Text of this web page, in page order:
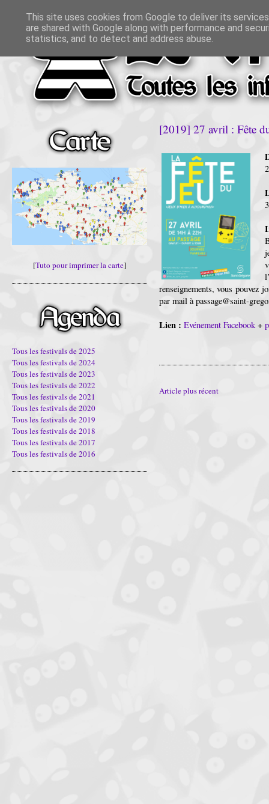
[Tuto pour imprimer la carte]
Tous les festivals de 2025
Tous les festivals de 2024
Tous les festivals de 2023
Tous les festivals de 2022
Tous les festivals de 2021
Tous les festivals de 2020
Tous les festivals de 2019
Tous les festivals de 2018
Tous les festivals de 2017
Tous les festivals de 2016
[2019] 27 avril : Fête
renseignements, vous
par mail à passage@saint-
Lien : Evénement Facebook+
Article plus récent
This site uses cookies from Google to deliver its
are shared with Google along with performance and
statistics, and to detect and address abuse.